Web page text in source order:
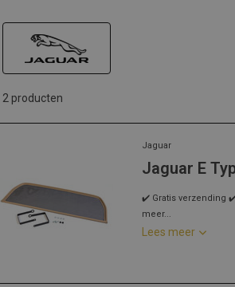
2 producten
Jaguar
Jaguar E
✔️ Gratis verzending
meer...
Lees meer